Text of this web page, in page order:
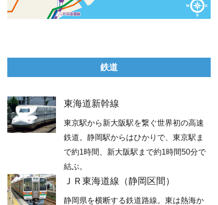
鉄道
東海道新幹線
東京駅から新大阪駅を繋ぐ世界初の高速
鉄道。静岡駅からはひかりで、東京駅ま
で約1時間、新大阪駅まで約1時間50分で
結ぶ。
ＪＲ東海道線（静岡区間）
静岡県を横断する鉄道路線。東は熱海か